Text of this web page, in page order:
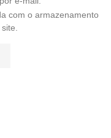
com o armazenamento